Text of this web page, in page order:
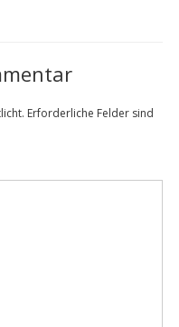
Erforderliche Felder sind